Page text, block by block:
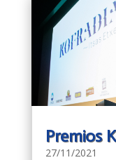
Premios
27/11/2021